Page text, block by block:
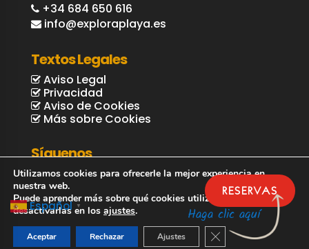
RESERVAS
Haga clic aquí
+34 684 650 616
info@exploraplaya.es
Textos Legales
Aviso Legal
Privacidad
Aviso de Cookies
Más sobre Cookies
Síguenos
© Explora Playa / Guía Surf
Español ▼
Utilizamos cookies para ofrecerle la mejor experiencia en
nuestra web.
Puede aprender más sobre qué cookies utilizamos o
desactivarlas en los ajustes.
Aceptar Rechazar Ajustes Cerrar el banner de